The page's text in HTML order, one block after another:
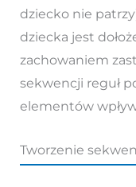
dziecko nie
dziecka jest
zachowaniem
sekwencji reguł
elementów
Tworzenie